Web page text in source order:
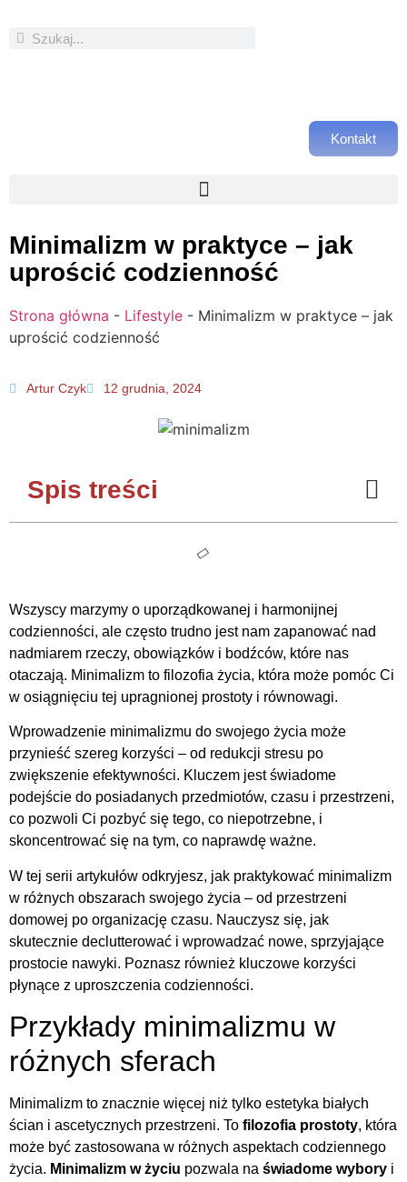
Kontakt
Minimalizm w praktyce – jak
uprościć codzienność
Strona główna - Lifestyle - Minimalizm w praktyce – jak
uprościć codzienność
Artur Czyk 12 grudnia, 2024
Spis treści
Wszyscy marzymy o uporządkowanej i harmonijnej
codzienności, ale często trudno jest nam zapanować nad
nadmiarem rzeczy, obowiązków i bodźców, które nas
otaczają. Minimalizm to filozofia życia, która może pomóc Ci
w osiągnięciu tej upragnionej prostoty i równowagi.
Wprowadzenie minimalizmu do swojego życia może
przynieść szereg korzyści – od redukcji stresu po
zwiększenie efektywności. Kluczem jest świadome
podejście do posiadanych przedmiotów, czasu i przestrzeni,
co pozwoli Ci pozbyć się tego, co niepotrzebne, i
skoncentrować się na tym, co naprawdę ważne.
W tej serii artykułów odkryjesz, jak praktykować minimalizm
w różnych obszarach swojego życia – od przestrzeni
domowej po organizację czasu. Nauczysz się, jak
skutecznie declutterować i wprowadzać nowe, sprzyjające
prostocie nawyki. Poznasz również kluczowe korzyści
płynące z uproszczenia codzienności.
Przykłady minimalizmu w
różnych sferach
Minimalizm to znacznie więcej niż tylko estetyka białych
ścian i ascetycznych przestrzeni. To filozofia prostoty, która
może być zastosowana w różnych aspektach codziennego
życia. Minimalizm w życiu pozwala na świadome wybory i